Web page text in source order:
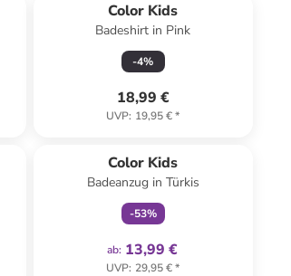
Color Kids
Badeshirt in Pink
-4%
18,99 €
UVP: 19,95 €*
Color Kids
Badeanzug in Türkis
-53%
ab: 13,99 €
UVP: 29,95 €*